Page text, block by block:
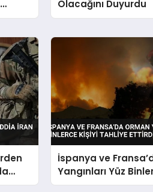
Olacağını Duyurdu
İspanya ve
Yangınları Yüz
Tahliye Ettirdi